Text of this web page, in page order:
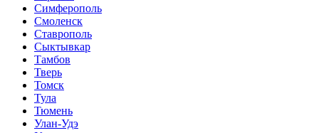
Симферополь
Смоленск
Ставрополь
Сыктывкар
Тамбов
Тверь
Томск
Тула
Тюмень
Улан-Удэ